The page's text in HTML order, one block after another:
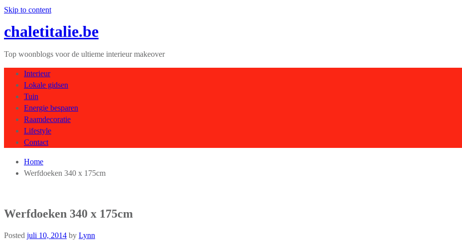
Skip to content
chaletitalie.be
Top woonblogs voor de ultieme interieur makeover
Interieur
Lokale gidsen
Tuin
Energie besparen
Raamdecoratie
Lifestyle
Contact
Home
Werfdoeken 340 x 175cm
Werfdoeken 340 x 175cm
Posted juli 10, 2014 by Lynn